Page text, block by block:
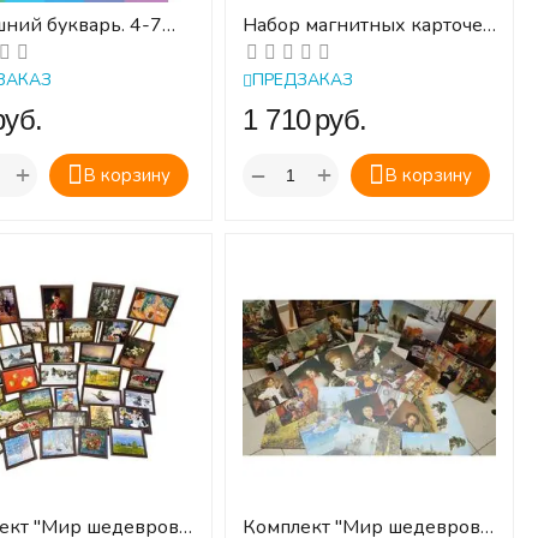
букварь. 4-7
ФОП.
В корзину
+
Набор магнитных карточек
"Геометрически фигуры и
тела"
ПРЕДЗАКАЗ
‍1 710‍руб.
В корзину
+
−
"Мир шедевров.
Комплект "Мир шедевров.